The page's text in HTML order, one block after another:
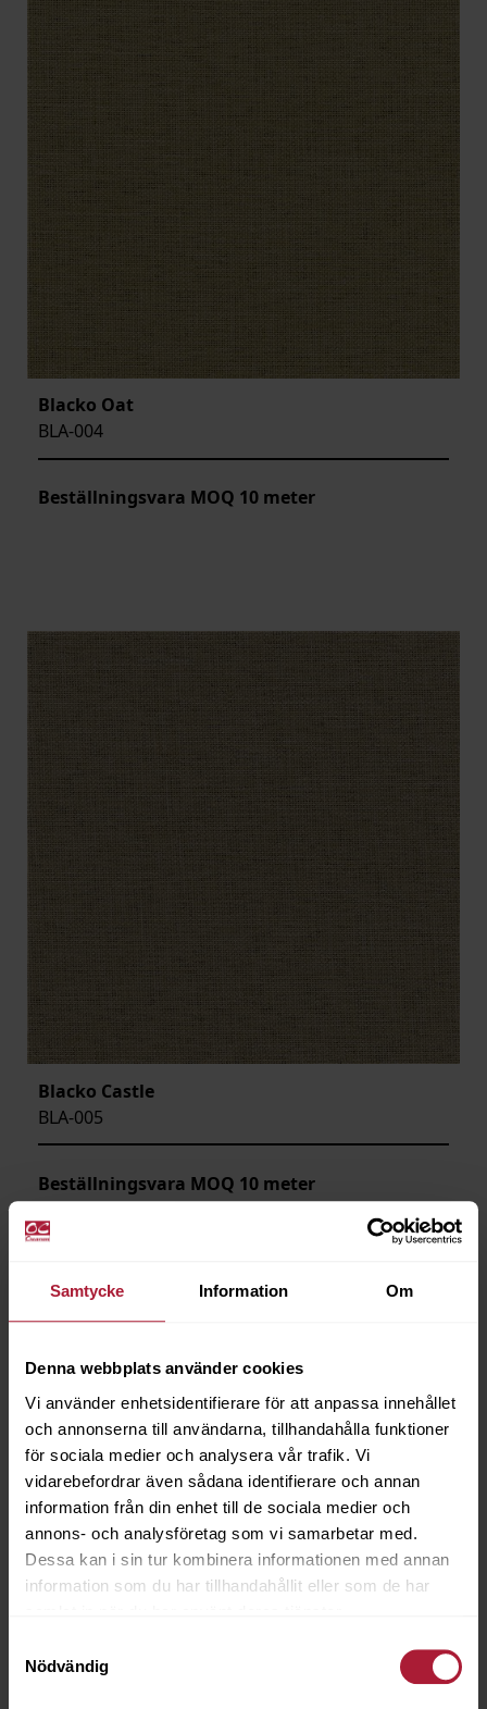
Samtycke Information Om
Denna webbplats använder cookies
Vi använder enhetsidentifierare för att anpassa innehållet
och annonserna till användarna, tillhandahålla funktioner
för sociala medier och analysera vår trafik. Vi
vidarebefordrar även sådana identifierare och annan
information från din enhet till de sociala medier och
annons- och analysföretag som vi samarbetar med.
Dessa kan i sin tur kombinera informationen med annan
information som du har tillhandahållit eller som de har
Nödvändig
Blacko Oat
BLA-004
Beställningsvara MOQ 10 meter
Blacko Castle
BLA-005
Beställningsvara MOQ 10 meter